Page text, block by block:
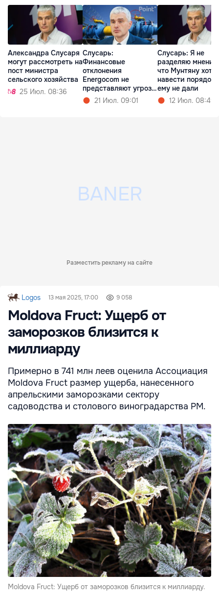
Александра Слусаря
могут рассмотреть на
пост министра
сельского хозяйства
25 Июл. 08:36
Слусарь:
Финансовые
отклонения
Energocom не
представляют угрозы
для компании
21 Июл. 09:01
Слусарь: Я не
разделяю мнения,
что Мунтяну
навести порядок,
ему не дали
12 Июл. 08:49
Разместить рекламу на сайте
Logos 13 мая 2025, 17:00 9 058
Moldova Fruct: Ущерб от
заморозков близится к
миллиарду
Примерно в 741 млн леев оценила Ассоциация
Moldova Fruct размер ущерба, нанесенного
апрельскими заморозками сектору
садоводства и столового виноградарства РМ.
Moldova Fruct: Ущерб от заморозков близится к миллиарду.